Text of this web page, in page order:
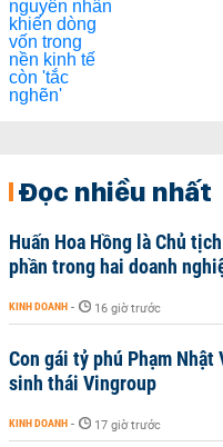
Đọc nhiều nhất
Huấn Hoa Hồng là Chủ
phần trong hai doanh
KINH DOANH - 16 giờ trước
Con gái tỷ phú Phạm
sinh thái Vingroup
KINH DOANH - 17 giờ trước